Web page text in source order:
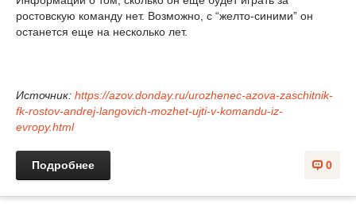
ростовскую команду нет. Возможно, с “желто-синими” он
останется еще на несколько лет.
Источник: https://azov.donday.ru/urozhenec-azova-zaschitnik-
fk-rostov-andrej-langovich-mozhet-ujti-v-komandu-iz-
evropy.html
0
Подробнее